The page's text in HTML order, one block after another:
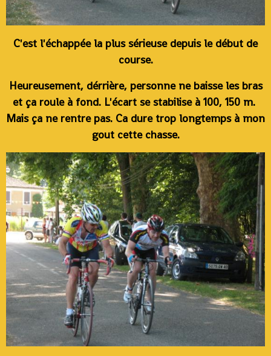
C'est l'échappée la plus sérieuse depuis le début de
course.
Heureusement, dérrière, personne ne baisse les bras
et ça roule à fond. L'écart se stabilise à 100, 150 m.
Mais ça ne rentre pas. Ca dure trop longtemps à mon
gout cette chasse.